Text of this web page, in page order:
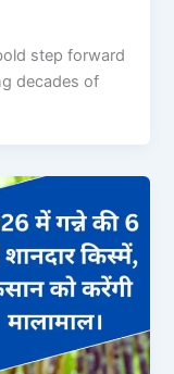
step forward
decades of